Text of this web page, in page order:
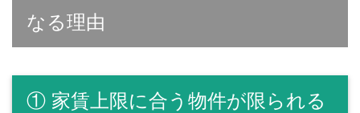
なる理由
① 家賃上限に合う物件が限られる